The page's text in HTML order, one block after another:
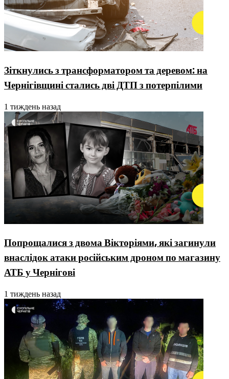
Зіткнулись з трансформатором та деревом: на
Чернігівщині стались дві ДТП з потерпілими
1 тиждень назад
Попрощалися з двома Вікторіями, які загинули
внаслідок атаки російським дроном по магазину
АТБ у Чернігові
1 тиждень назад